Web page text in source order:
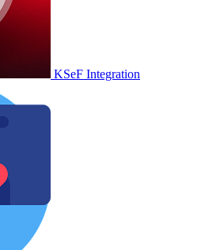
KSeF Integration